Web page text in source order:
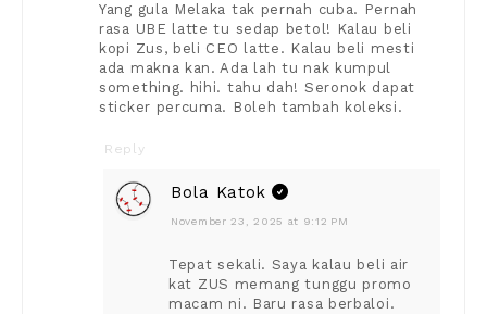
Yang gula Melaka tak pernah cuba. Pernah
rasa UBE latte tu sedap betol! Kalau beli
kopi Zus, beli CEO latte. Kalau beli mesti
ada makna kan. Ada lah tu nak kumpul
something. hihi. tahu dah! Seronok dapat
sticker percuma. Boleh tambah koleksi.
Reply
Bola Katok
November 23, 2025 at 9:12 PM
Tepat sekali. Saya kalau beli air
kat ZUS memang tunggu promo
macam ni. Baru rasa berbaloi.